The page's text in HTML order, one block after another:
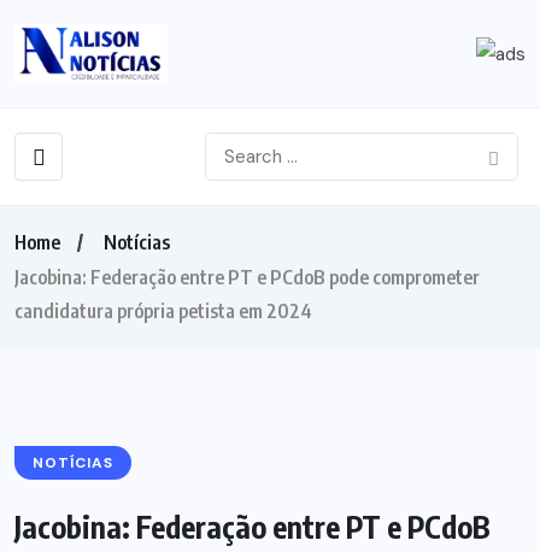
Home
Notícias
Jacobina: Federação entre PT e PCdoB pode comprometer
candidatura própria petista em 2024
NOTÍCIAS
Jacobina: Federação entre PT e PCdoB